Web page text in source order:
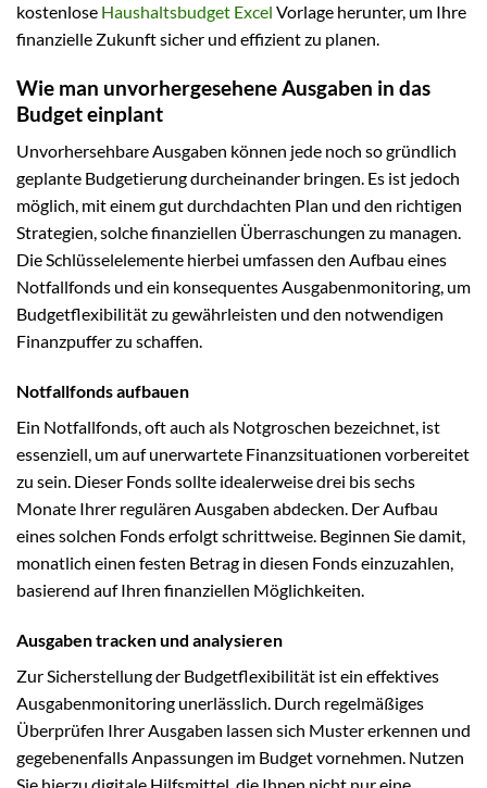
kostenlose Haushaltsbudget Excel Vorlage herunter, um Ihre
finanzielle Zukunft sicher und effizient zu planen.
Wie man unvorhergesehene Ausgaben in das
Budget einplant
Unvorhersehbare Ausgaben können jede noch so gründlich
geplante Budgetierung durcheinander bringen. Es ist jedoch
möglich, mit einem gut durchdachten Plan und den richtigen
Strategien, solche finanziellen Überraschungen zu managen.
Die Schlüsselelemente hierbei umfassen den Aufbau eines
Notfallfonds und ein konsequentes Ausgabenmonitoring, um
Budgetflexibilität zu gewährleisten und den notwendigen
Finanzpuffer zu schaffen.
Notfallfonds aufbauen
Ein Notfallfonds, oft auch als Notgroschen bezeichnet, ist
essenziell, um auf unerwartete Finanzsituationen vorbereitet
zu sein. Dieser Fonds sollte idealerweise drei bis sechs
Monate Ihrer regulären Ausgaben abdecken. Der Aufbau
eines solchen Fonds erfolgt schrittweise. Beginnen Sie damit,
monatlich einen festen Betrag in diesen Fonds einzuzahlen,
basierend auf Ihren finanziellen Möglichkeiten.
Ausgaben tracken und analysieren
Zur Sicherstellung der Budgetflexibilität ist ein effektives
Ausgabenmonitoring unerlässlich. Durch regelmäßiges
Überprüfen Ihrer Ausgaben lassen sich Muster erkennen und
gegebenenfalls Anpassungen im Budget vornehmen. Nutzen